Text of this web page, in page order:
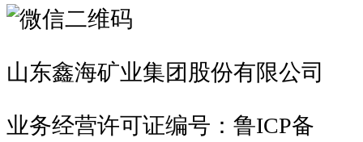
山东鑫海矿业集团股份有限公司
业务经营许可证编号：鲁ICP备